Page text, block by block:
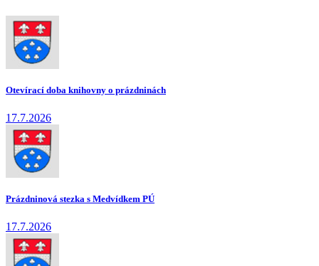
Otevírací doba knihovny o prázdninách
17.7.2026
Prázdninová stezka s Medvídkem PÚ
17.7.2026